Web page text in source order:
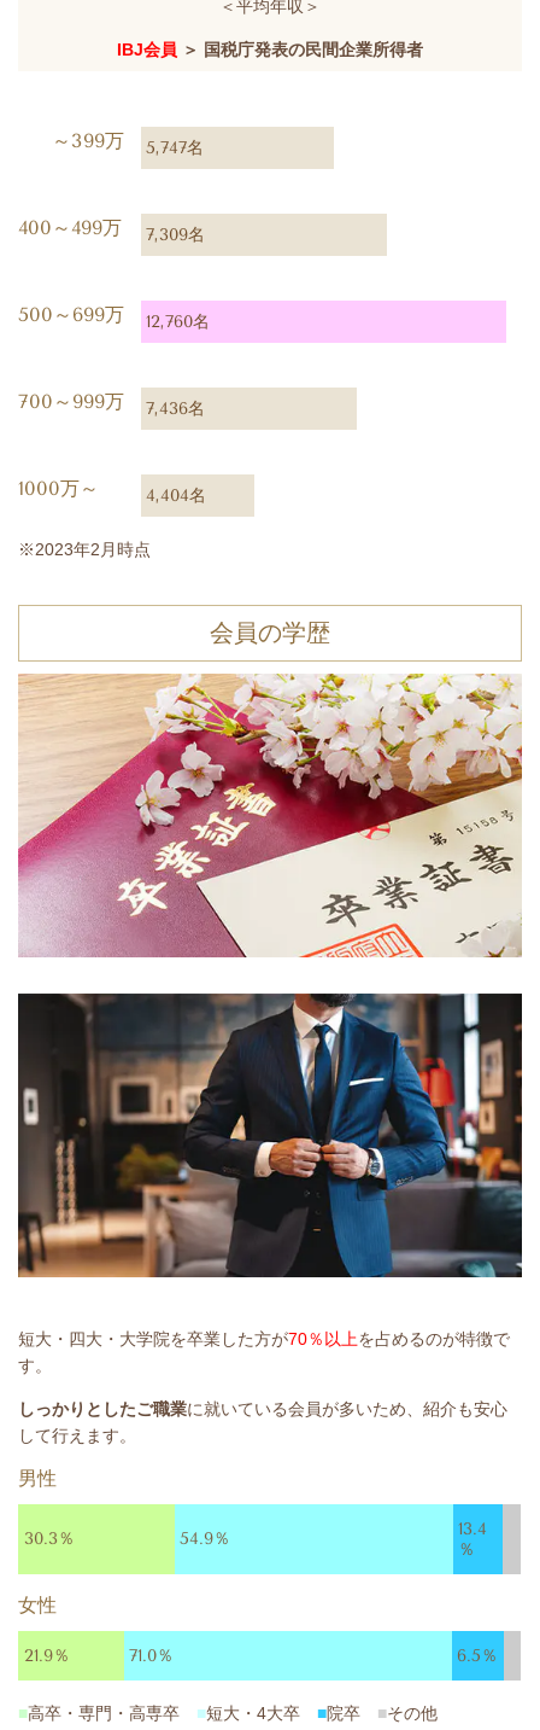
＜平均年収＞
IBJ会員 ＞ 国税庁発表の民間企業所得者
～399万 5,747名
400～499万 7,309名
500～699万 12,760名
700～999万 7,436名
1000万～ 4,404名
※2023年2月時点
会員の学歴
短大・四大・大学院を卒業した方が70％以上を占めるのが特徴で
す。
しっかりとしたご職業に就いている会員が多いため、紹介も安心
して行えます。
男性
30.3％ 54.9％
13.4
％
女性
21.9％ 71.0％ 6.5％
■高卒・専門・高専卒 ■短大・4大卒 ■院卒 ■その他